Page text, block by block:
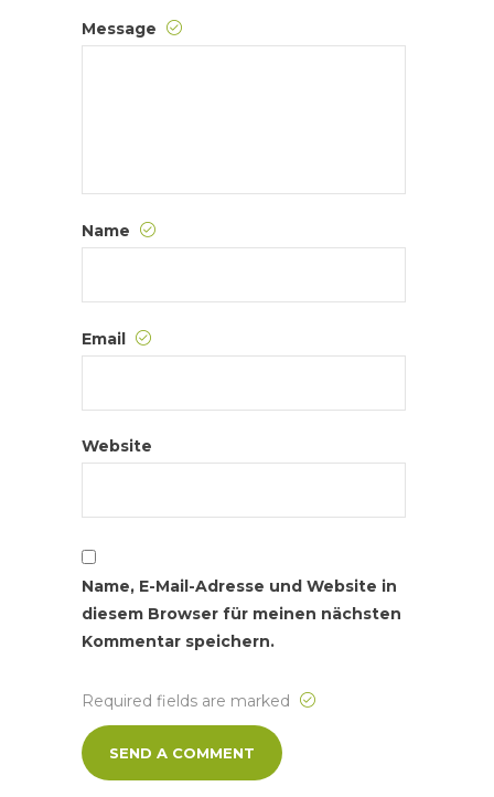
Message
Name
Email
Website
Name, E-Mail-Adresse und Website in
diesem Browser für meinen nächsten
Kommentar speichern.
Required fields are marked